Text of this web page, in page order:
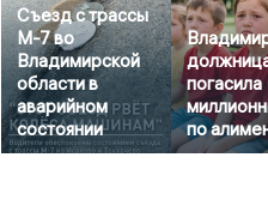
Съезд с трассы
М-7 во
Владимирской
области в
аварийном
состоянии
погасила
по